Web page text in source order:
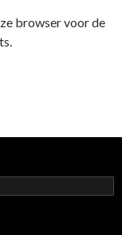
browser voor de